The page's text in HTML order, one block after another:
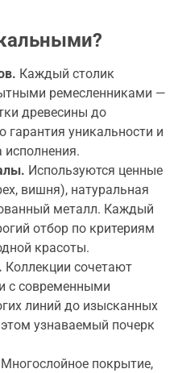
Каждый столик
ремесленниками —
древесины до
уникальности и
исполнения.
Используются ценные
вишня), натуральная
металл. Каждый
отбор по критериям
красоты.
Коллекции сочетают
с современными
линий до изысканных
узнаваемый почерк
Многослойное покрытие,